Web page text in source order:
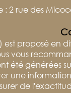
2 rue des
) est proposé en
vous
été générées
une
de